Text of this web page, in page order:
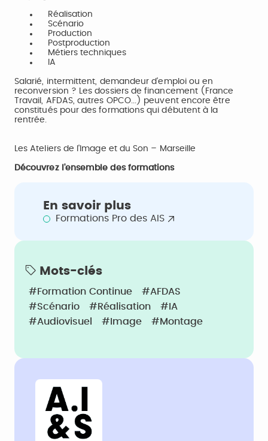
Réalisation
Scénario
Production
Postproduction
Métiers techniques
IA
Salarié, intermittent, demandeur d'emploi ou en
reconversion ? Les dossiers de financement (France
Travail, AFDAS, autres OPCO...) peuvent encore être
constitués pour des formations qui débutent à la
rentrée.
Les Ateliers de l'Image et du Son – Marseille
Découvrez l'ensemble des formations
En savoir plus
Formations Pro des AIS
Mots-clés
#Formation Continue
#AFDAS
#Scénario
#Réalisation
#IA
#Audiovisuel
#Image #Montage